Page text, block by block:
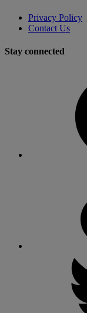
Privacy Policy
Contact Us
Stay connected